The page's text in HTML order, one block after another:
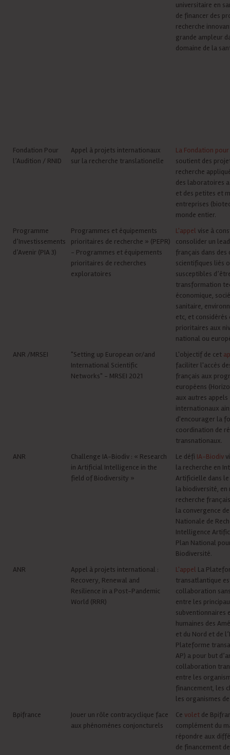
universitaire en
de financer des
recherche
grande ampleur
domaine de la
Fondation Pour
l’Audition / RNID
Appel à projets internationaux
sur la recherche translationelle
La Fondation
soutient des
recherche
des laboratoires
et des petites et
entreprises
monde entier.
Programme
d’Investissements
d’Avenir (PIA 3)
Programmes et équipements
prioritaires de recherche » (PEPR)
- Programmes et équipements
prioritaires de recherches
exploratoires
L'appel vise à
consolider un
français dans des
scientifiques liés
susceptibles
transformation
économique,
sanitaire,
etc, et considérés
prioritaires aux
national ou
ANR /MRSEI
"Setting up European or/and
International Scientific
Networks" - MRSEI 2021
L'objectif de cet
faciliter l'accès
français aux
européens
aux autres appels
internationaux
d'encourager la
coordination de
transnationaux.
ANR
Challenge IA-Biodiv : « Research
in Artificial Intelligence in the
field of Biodiversity »
Le défi IA-Biodiv
la recherche en
Artificielle dans
la biodiversité,
recherche
la convergence
Nationale de
Intelligence
Plan National
Biodiversité.
ANR
Appel à projets international :
Recovery, Renewal and
Resilience in a Post-Pandemic
World (RRR)
L'appel La
transatlantique
collaboration
entre les
subventionnaires
humaines des
et du Nord et de
Plateforme
AP) a pour but
collaboration
entre les
financement, les
les organismes
Bpifrance
Jouer un rôle contracyclique face
aux phénomènes conjoncturels
Ce volet de
complément du
répondre aux
de financement